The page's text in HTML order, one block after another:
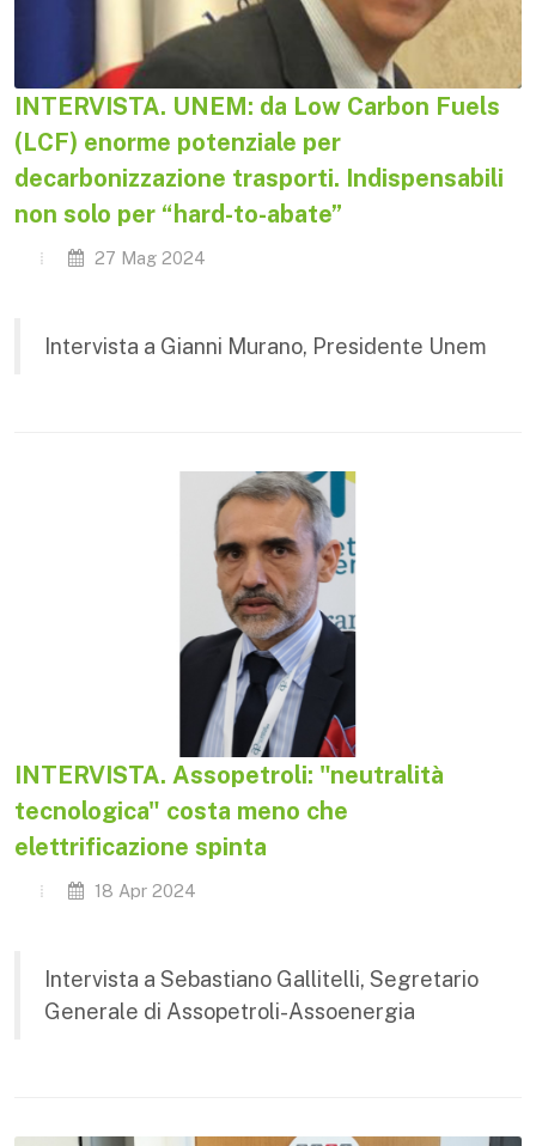
INTERVISTA. UNEM: da Low Carbon Fuels
(LCF) enorme potenziale per
decarbonizzazione trasporti. Indispensabili
non solo per “hard-to-abate”
27 Mag 2024
Intervista a Gianni Murano, Presidente Unem
INTERVISTA. Assopetroli: "neutralità
tecnologica" costa meno che
elettrificazione spinta
18 Apr 2024
Intervista a Sebastiano Gallitelli, Segretario
Generale di Assopetroli-Assoenergia